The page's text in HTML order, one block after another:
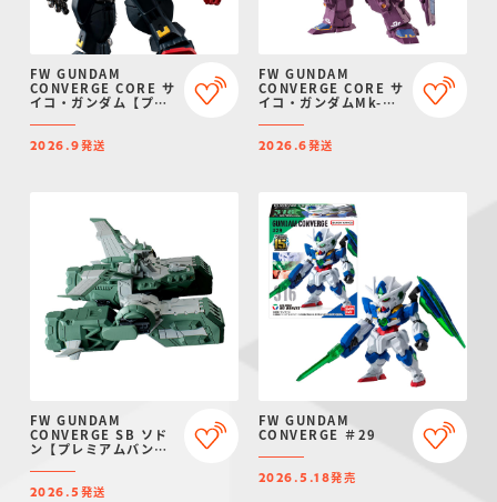
FW GUNDAM
CONVERGE CORE サ
イコ・ガンダム【プレ
2026.9発送
FW GUNDAM
CONVERGE CORE サ
イコ・ガンダムMk-
イ限定】
2026.6発送
FW GUNDAM
CONVERGE SB ソド
ン【プレミアムバンダ
2026.5 発送
FW GUNDAM
CONVERGE ＃29
2026.5.18発売